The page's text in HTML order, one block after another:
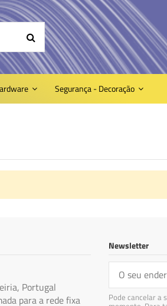
Segurança - Decoração
Portugal
para a rede fixa
Newsletter
Pode cancelar a